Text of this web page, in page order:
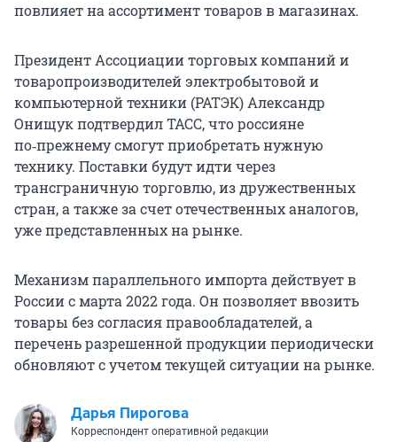
повлияет на ассортимент товаров в магазинах.
Президент Ассоциации торговых компаний и
товаропроизводителей электробытовой и
компьютерной техники (РАТЭК) Александр
Онищук подтвердил ТАСС, что россияне
по‑прежнему смогут приобретать нужную
технику. Поставки будут идти через
трансграничную торговлю, из дружественных
стран, а также за счет отечественных аналогов,
уже представленных на рынке.
Механизм параллельного импорта действует в
России с марта 2022 года. Он позволяет ввозить
товары без согласия правообладателей, а
перечень разрешенной продукции периодически
обновляют с учетом текущей ситуации на рынке.
Дарья Пирогова
Корреспондент оперативной редакции